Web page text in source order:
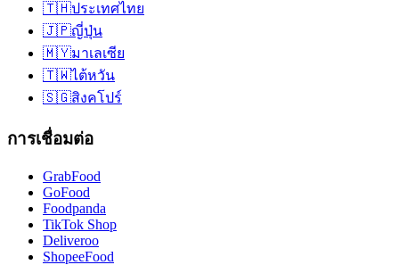
🇹🇭ประเทศไทย
🇯🇵ญี่ปุ่น
🇲🇾มาเลเซีย
🇹🇼ไต้หวัน
🇸🇬สิงคโปร์
การเชื่อมต่อ
GrabFood
GoFood
Foodpanda
TikTok Shop
Deliveroo
ShopeeFood